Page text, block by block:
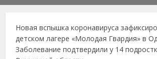
Новая вспышка коронавируса
детском лагере «Молодая Гвардия» в
Заболевание подтвердили у 14